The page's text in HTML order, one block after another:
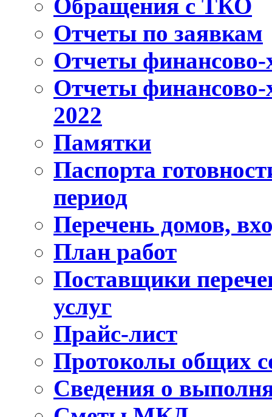
Обращения с ТКО
Отчеты по заявкам
Отчеты финансово-
Отчеты финансово-
2022
Памятки
Паспорта
период
Перечень домов,
План работ
Поставщики
услуг
Прайс-лист
Протоколы общих
Сведения о